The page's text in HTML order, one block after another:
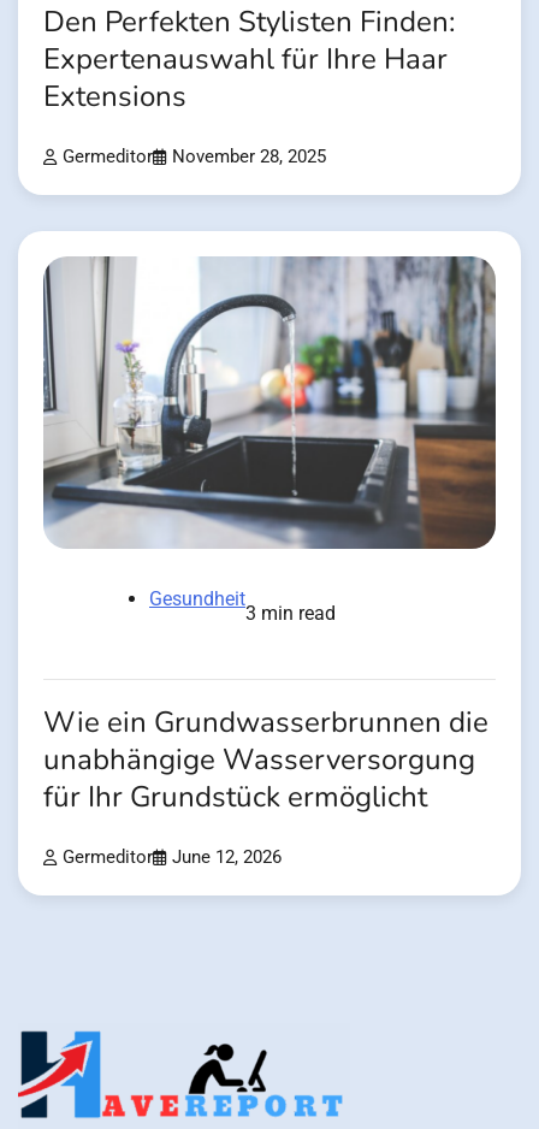
Den Perfekten Stylisten Finden:
Expertenauswahl für Ihre Haar
Extensions
Germeditor November 28, 2025
Gesundheit
3 min read
Wie ein Grundwasserbrunnen die
unabhängige Wasserversorgung
für Ihr Grundstück ermöglicht
Germeditor June 12, 2026